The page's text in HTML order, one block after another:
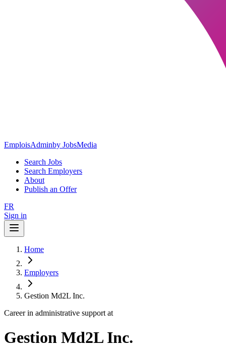
EmploisAdminby JobsMedia
Search Jobs
Search Employers
About
Publish an Offer
FR
Sign in
Home
Employers
Gestion Md2L Inc.
Career in administrative support at
Gestion Md2L Inc.